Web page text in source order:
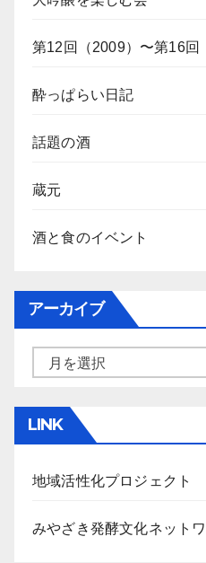
第12回（2009）〜第16回
酔っぱらい日記
話題の酒
蔵元
酒と食のイベント
アーカイブ
LINK
地域活性化プロジェクト
みやざき発酵文化ネット